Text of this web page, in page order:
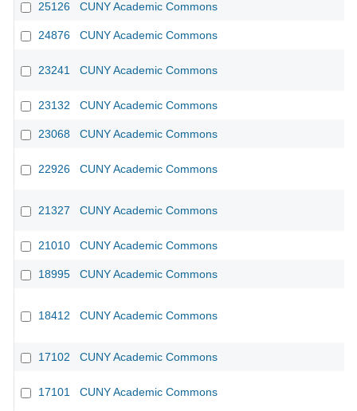
25126 CUNY Academic Commons
24876 CUNY Academic Commons
23241 CUNY Academic Commons
23132 CUNY Academic Commons
23068 CUNY Academic Commons
22926 CUNY Academic Commons
21327 CUNY Academic Commons
21010 CUNY Academic Commons
18995 CUNY Academic Commons
18412 CUNY Academic Commons
17102 CUNY Academic Commons
17101 CUNY Academic Commons